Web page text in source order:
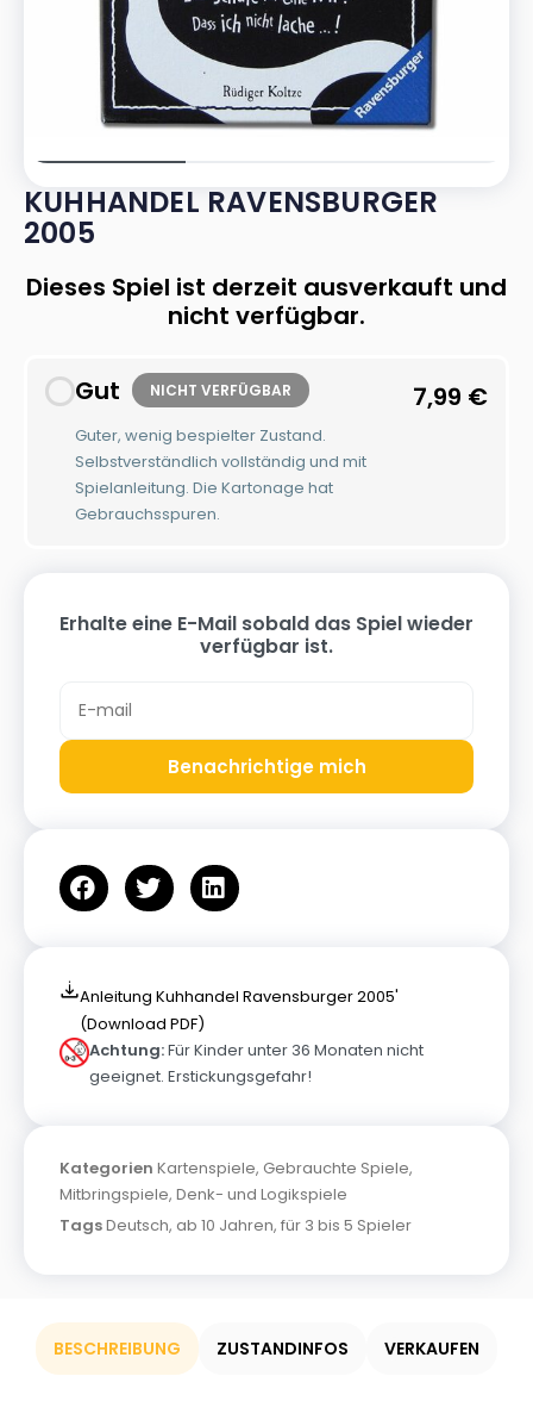
KUHHANDEL RAVENSBURGER
2005
Dieses Spiel ist derzeit ausverkauft und
nicht verfügbar.
Gut NICHT VERFÜGBAR
Guter, wenig bespielter Zustand.
Selbstverständlich vollständig und mit
Spielanleitung. Die Kartonage hat
Gebrauchsspuren.
7,99 €
Erhalte eine E-Mail sobald das Spiel wieder
verfügbar ist.
Benachrichtige mich
Anleitung Kuhhandel Ravensburger 2005'
(Download PDF)
Achtung:Für Kinder unter 36 Monaten nicht
geeignet. Erstickungsgefahr!
Kategorien Kartenspiele, Gebrauchte Spiele,
Mitbringspiele, Denk- und Logikspiele
TagsDeutsch, ab 10 Jahren, für 3 bis 5 Spieler
BESCHREIBUNG ZUSTANDINFOS VERKAUFEN